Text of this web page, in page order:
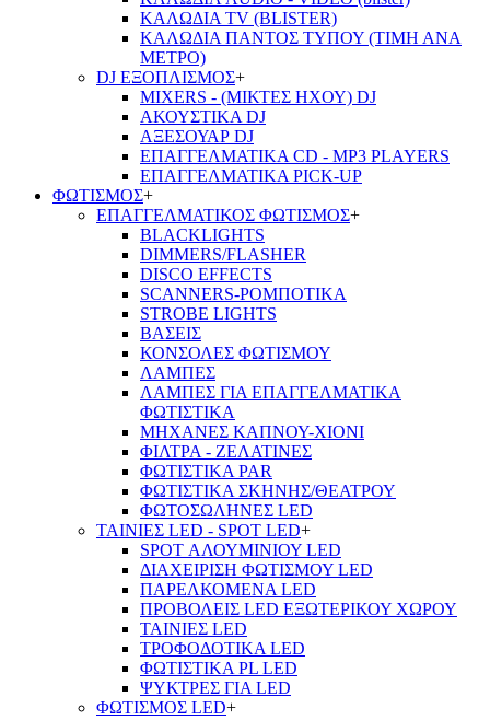
ΚΑΛΩΔΙΑ TV (BLISTER)
ΚΑΛΩΔΙΑ ΠΑΝΤΟΣ ΤΥΠΟΥ (ΤΙΜΗ ΑΝΑ
ΜΕΤΡΟ)
DJ ΕΞΟΠΛΙΣΜΟΣ+
MIXERS - (ΜΙΚΤΕΣ ΗΧΟΥ) DJ
ΑΚΟΥΣΤΙΚΑ DJ
ΑΞΕΣΟΥΑΡ DJ
ΕΠΑΓΓΕΛΜΑΤΙΚΑ CD - ΜΡ3 PLAYERS
ΕΠΑΓΓΕΛΜΑΤΙΚΑ PICK-UP
ΦΩΤΙΣΜΟΣ+
ΕΠΑΓΓΕΛΜΑΤΙΚΟΣ ΦΩΤΙΣΜΟΣ+
BLACKLIGHTS
DIMMERS/FLASHER
DISCO EFFECTS
SCANNERS-ΡΟΜΠΟΤΙΚΑ
STROBE LIGHTS
ΒΑΣΕΙΣ
ΚΟΝΣΟΛΕΣ ΦΩΤΙΣΜΟΥ
ΛΑΜΠΕΣ
ΛΑΜΠΕΣ ΓΙΑ ΕΠΑΓΓΕΛΜΑΤΙΚΑ
ΦΩΤΙΣΤΙΚΑ
ΜΗΧΑΝΕΣ ΚΑΠΝΟΥ-ΧΙΟΝΙ
ΦΙΛΤΡΑ - ΖΕΛΑΤΙΝΕΣ
ΦΩΤΙΣΤΙΚΑ PAR
ΦΩΤΙΣΤΙΚΑ ΣΚΗΝΗΣ/ΘΕΑΤΡΟΥ
ΦΩΤΟΣΩΛΗΝΕΣ LED
ΤΑΙΝΙΕΣ LED - SPOT LED+
SPOT ΑΛΟΥΜΙΝΙΟΥ LED
ΔΙΑΧΕΙΡΙΣΗ ΦΩΤΙΣΜΟΥ LED
ΠΑΡΕΛΚΟΜΕΝΑ LED
ΠΡΟΒΟΛΕΙΣ LED ΕΞΩΤΕΡΙΚΟΥ ΧΩΡΟΥ
ΤΑΙΝΙΕΣ LED
ΤΡΟΦΟΔΟΤΙΚΑ LED
ΦΩΤΙΣΤΙΚΑ PL LED
ΨΥΚΤΡΕΣ ΓΙΑ LED
ΦΩΤΙΣΜΟΣ LED+